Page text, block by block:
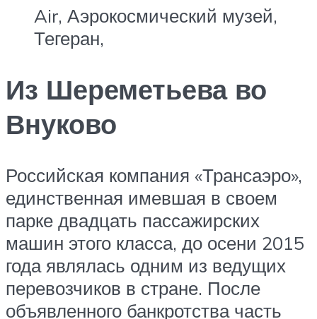
Air, Аэрокосмический музей,
Тегеран,
Из Шереметьева во
Внуково
Российская компания «Трансаэро»,
единственная имевшая в своем
парке двадцать пассажирских
машин этого класса, до осени 2015
года являлась одним из ведущих
перевозчиков в стране. После
объявленного банкротства часть